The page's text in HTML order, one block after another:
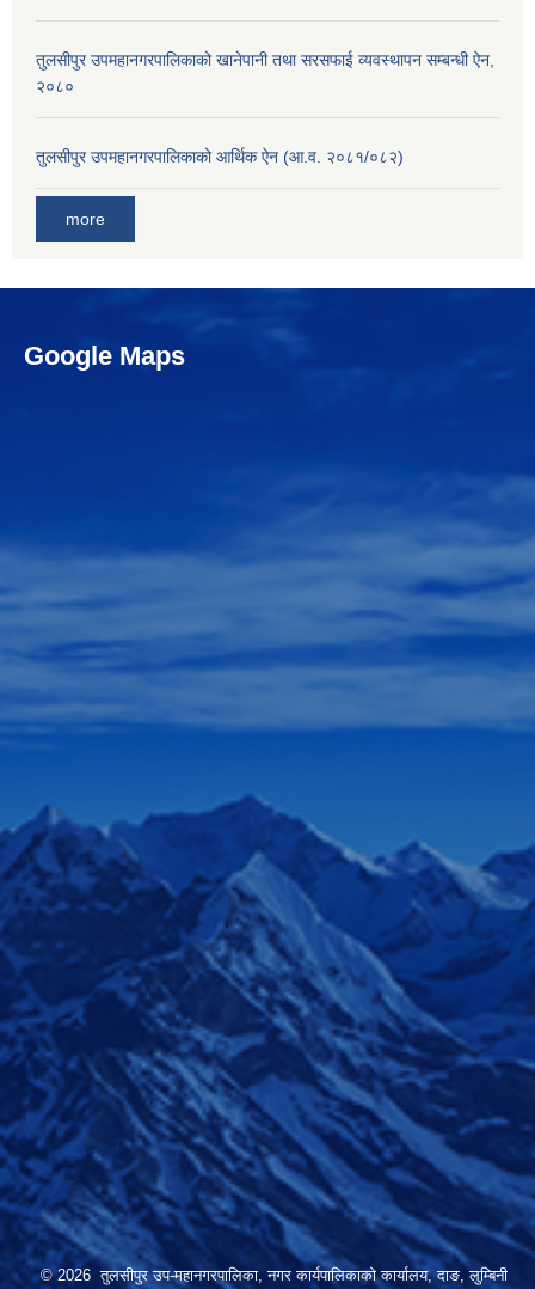
तुलसीपुर उपमहानगरपालिकाको खानेपानी तथा सरसफाई व्यवस्थापन सम्बन्धी ऐन,
२०८०
तुलसीपुर उपमहानगरपालिकाको आर्थिक ऐन (आ.व. २०८१/०८२)
more
Google Maps
© 2026 तुलसीपुर उप-महानगरपालिका, नगर कार्यपालिकाको कार्यालय, दाङ, लुम्बिनी